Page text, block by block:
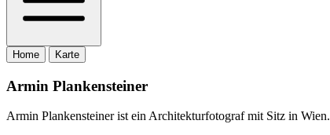
Home Karte
Armin Plankensteiner
Armin Plankensteiner ist ein Architekturfotograf mit Sitz in Wien.